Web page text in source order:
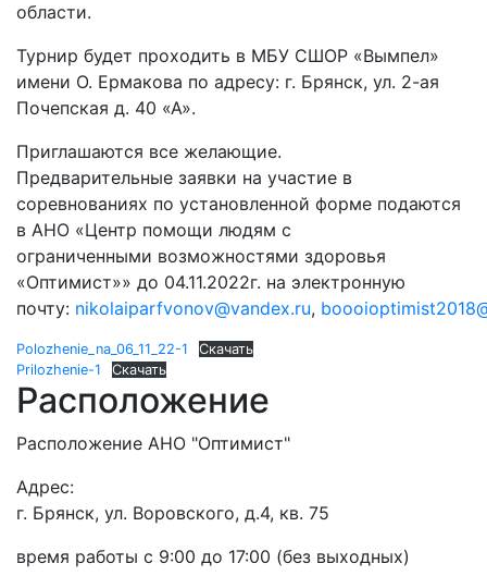
области.
Турнир будет проходить в МБУ СШОР «Вымпел»
имени О. Ермакова по адресу: г. Брянск, ул. 2-ая
Почепская д. 40 «А».
Приглашаются все желающие.
Предварительные заявки на участие в
соревнованиях по установленной форме подаются
в АНО «Центр помощи людям с
ограниченными возможностями здоровья
«Оптимист»» до 04.11.2022г. на электронную
почту: nikolaiparfvonov@vandex.ru,
Polozhenie_na_06_11_22-1
Скачать
Prilozhenie-1
Скачать
Расположение
Расположение АНО "Оптимист"
Адрес:
г. Брянск, ул. Воровского, д.4, кв. 75
время работы с 9:00 до 17:00 (без выходных)